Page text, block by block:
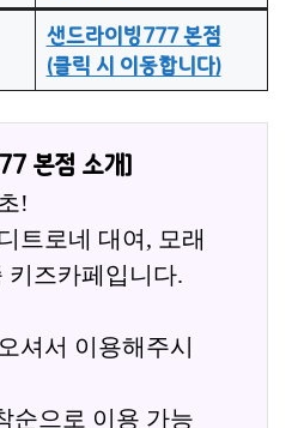
샌드라이빙777 본점
(클릭 시 이동합니다)
본점 소개]
!
트로네 대여, 모래
키즈카페입니다.
셔서 이용해주시
순으로 이용 가능